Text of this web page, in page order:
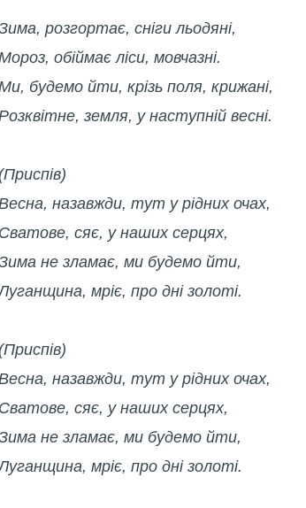
розгортає, сніги льодяні,
обіймає ліси, мовчазні.
будемо йти, крізь поля, крижані,
земля, у наступній весні.
назавжди, тут у рідних очах,
Сватове, сяє, у наших серцях,
не зламає, ми будемо йти,
мріє, про дні золоті.
назавжди, тут у рідних очах,
Сватове, сяє, у наших серцях,
не зламає, ми будемо йти,